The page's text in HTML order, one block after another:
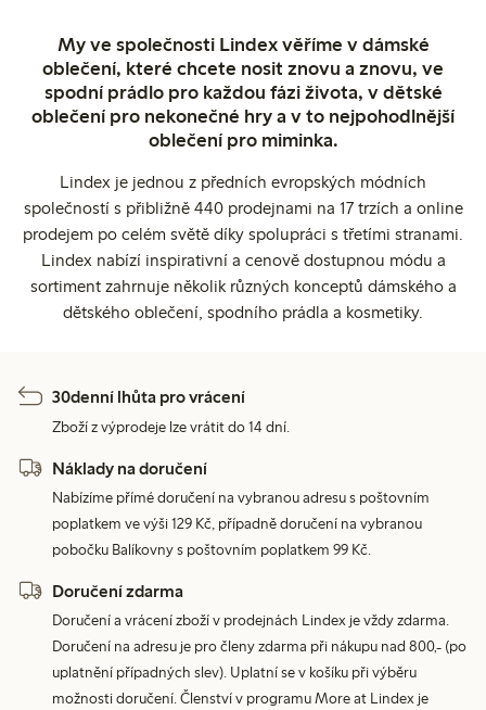
My ve společnosti Lindex věříme v dámské
oblečení, které chcete nosit znovu a znovu, ve
spodní prádlo pro každou fázi života, v dětské
oblečení pro nekonečné hry a v to nejpohodlnější
oblečení pro miminka.
Lindex je jednou z předních evropských módních
společností s přibližně 440 prodejnami na 17 trzích a online
prodejem po celém světě díky spolupráci s třetími stranami.
Lindex nabízí inspirativní a cenově dostupnou módu a
sortiment zahrnuje několik různých konceptů dámského a
dětského oblečení, spodního prádla a kosmetiky.
30denní lhůta pro vrácení
Zboží z výprodeje lze vrátit do 14 dní.
Náklady na doručení
Nabízíme přímé doručení na vybranou adresu s poštovním
poplatkem ve výši 129 Kč, případně doručení na vybranou
pobočku Balíkovny s poštovním poplatkem 99 Kč.
Doručení zdarma
Doručení a vrácení zboží v prodejnách Lindex je vždy zdarma.
Doručení na adresu je pro členy zdarma při nákupu nad 800,- (po
uplatnění případných slev). Uplatní se v košíku při výběru
možnosti doručení. Členství v programu More at Lindex je